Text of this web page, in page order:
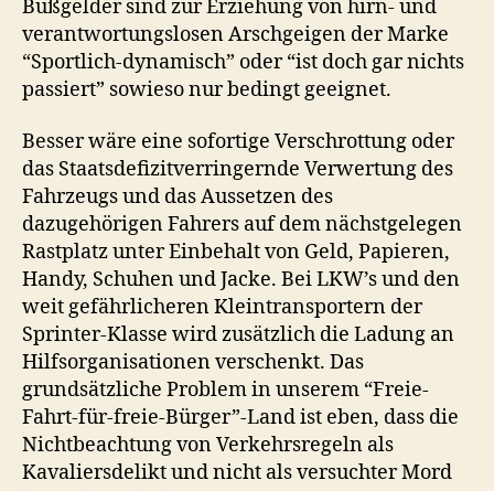
Bußgelder sind zur Erziehung von hirn- und
verantwortungslosen Arschgeigen der Marke
“Sportlich-dynamisch” oder “ist doch gar nichts
passiert” sowieso nur bedingt geeignet.
Besser wäre eine sofortige Verschrottung oder
das Staatsdefizitverringernde Verwertung des
Fahrzeugs und das Aussetzen des
dazugehörigen Fahrers auf dem nächstgelegen
Rastplatz unter Einbehalt von Geld, Papieren,
Handy, Schuhen und Jacke. Bei LKW’s und den
weit gefährlicheren Kleintransportern der
Sprinter-Klasse wird zusätzlich die Ladung an
Hilfsorganisationen verschenkt. Das
grundsätzliche Problem in unserem “Freie-
Fahrt-für-freie-Bürger”-Land ist eben, dass die
Nichtbeachtung von Verkehrsregeln als
Kavaliersdelikt und nicht als versuchter Mord